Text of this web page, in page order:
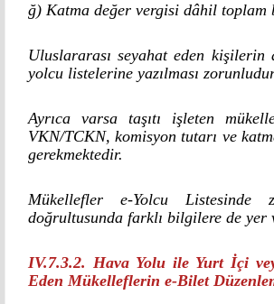
ğ) Katma değer vergisi dâhil toplam
Uluslararası seyahat eden kişilerin
yolcu listelerine yazılması
Ayrıca varsa taşıtı işleten
VKN/TCKN, komisyon tutarı ve
gerekmektedir.
Mükellefler e-Yolcu
doğrultusunda farklı bilgilere de yer
IV.7.3.2. Hava Yolu ile Yurt İçi
Eden Mükelleflerin e-Bilet